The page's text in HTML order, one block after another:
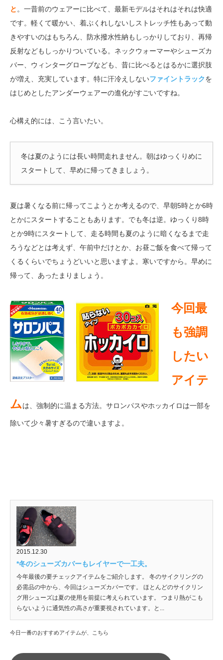
と。一昔前のウェアーに比べて、最新モデルはそれはそれは快適
です。軽くて暖かい、着ぶくれしないしストレッチ性もあって動
きやすいのはもちろん、防水撥水性納もしっかりしており、再帰
反射などもしっかりついている。ネックウォーマーやシューズカ
バー、ウィンターグローブなども、昔に比べるとはるかに選択肢
が増え、充実しています。特に汗冷えしないファイントラックを
はじめとしたアンダーウェアーの進化がすごいですね。
心構え的には、こう言いたい。
冬は夏のようには長い時間走れません。朝はゆっくりめに
スタートして、早めに帰ってきましょう。
夏は暑くなる前に帰ってこようとか考えるので、早朝5時とか6時
とかにスタートすることもあります。でも冬は逆。ゆっくり8時
とか9時にスタートして、走る時間も夏のように暗くなるまで走
ろうなどとは考えず、午前中だけとか、お昼ご飯を食べて帰って
くるくらいでちょうどいいと思いますよ。寒いですから。早めに
帰って、あったまりましょう。
今回最
も強調
したい
アイテ
ムは、強制的に温まる方法。サロンパスやホッカイロは一部を
除いて少々暑すぎるので違いますよ。
2015.12.30
*冬のシューズカバーもレイヤーで一工夫。
今年最後の要チェックアイテムをご紹介します。 冬のサイクリングの
必需品の中から、今回はシューズカバーです。 ほとんどのサイクリン
グ用シューズは夏の使用を前提に考えられています。 つまり熱がこも
らないように通気性の高さが重要視されています。と...
今日一番のおすすめアイテムが、こちら